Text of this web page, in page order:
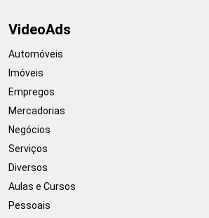
VideoAds
Automóveis
Imóveis
Empregos
Mercadorias
Negócios
Serviços
Diversos
Aulas e Cursos
Pessoais